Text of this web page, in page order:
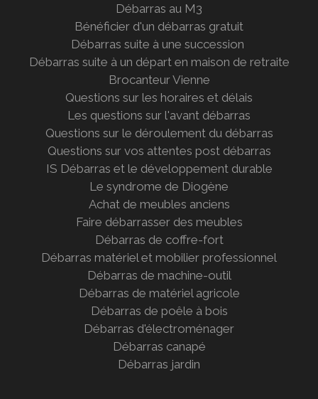
Débarras au M3
Bénéficier d'un débarras gratuit
Débarras suite à une succession
Débarras suite à un départ en maison de retraite
Brocanteur Vienne
Questions sur les horaires et délais
Les questions sur l'avant débarras
Questions sur le déroulement du débarras
Questions sur vos attentes post débarras
IS Débarras et le développement durable
Le syndrome de Diogène
Achat de meubles anciens
Faire débarrasser des meubles
Débarras de coffre-fort
Débarras matériel et mobilier professionnel
Débarras de machine-outil
Débarras de matériel agricole
Débarras de poêle à bois
Débarras d'électroménager
Débarras canapé
Débarras jardin